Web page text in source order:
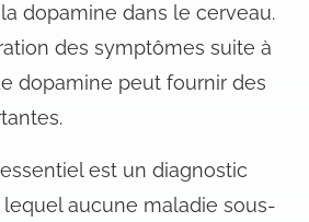
dopamine dans le cerveau.
des symptômes suite à
dopamine peut fournir des
est un diagnostic
aucune maladie sous-